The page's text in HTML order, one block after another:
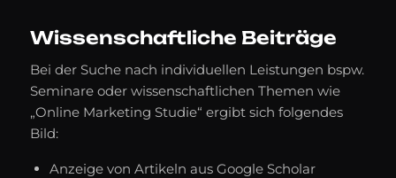
Wissenschaftliche Beiträge
Bei der Suche nach individuellen Leistungen bspw.
Seminare oder wissenschaftlichen Themen wie
„Online Marketing Studie“ ergibt sich folgendes
Bild:
Anzeige von Artikeln aus Google Scholar